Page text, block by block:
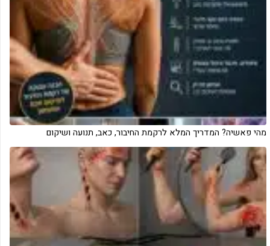
מהי פאשיה? המדריך המלא לרקמת החיבור, כאב, תנועה ושיקום